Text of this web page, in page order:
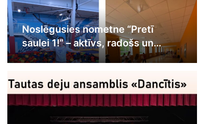
Noslēgusies nometne “Pretī
saulei 1!” – aktīvs, radošs un
piedzīvojumiem